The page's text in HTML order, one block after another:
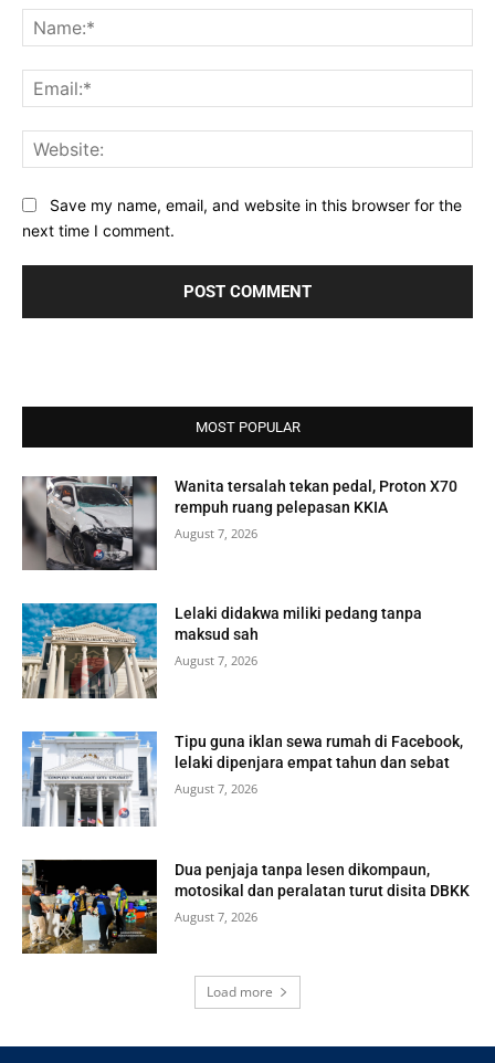
Save my name, email, and website in this browser for the
next time I comment.
MOST POPULAR
Wanita tersalah tekan pedal, Proton X70
rempuh ruang pelepasan KKIA
August 7, 2026
Lelaki didakwa miliki pedang tanpa
maksud sah
August 7, 2026
Tipu guna iklan sewa rumah di Facebook,
lelaki dipenjara empat tahun dan sebat
August 7, 2026
Dua penjaja tanpa lesen dikompaun,
motosikal dan peralatan turut disita DBKK
August 7, 2026
Load more